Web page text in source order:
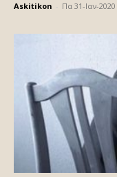
Askitikon Πα 31-Ιαν-2020